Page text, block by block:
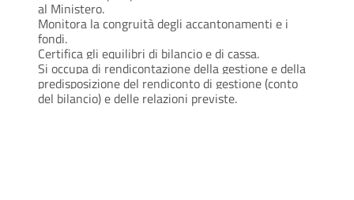
al Ministero.
Monitora la congruità degli accantonamenti e i
fondi.
Certifica gli equilibri di bilancio e di cassa.
Si occupa di rendicontazione della gestione e della
predisposizione del rendiconto di gestione (conto
del bilancio) e delle relazioni previste.